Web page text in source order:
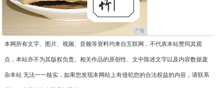
广告
本网所有文字、图片、视频、音频等资料均来自互联网，不代表本站赞同其观
点，本站亦不为其版权负责。相关作品的原创性、文中陈述文字以及内容数据庞
杂本站 无法一一核实，如果您发现本网站上有侵犯您的合法权益的内容，请联系